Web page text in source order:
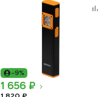
-9%
1 656 ₽